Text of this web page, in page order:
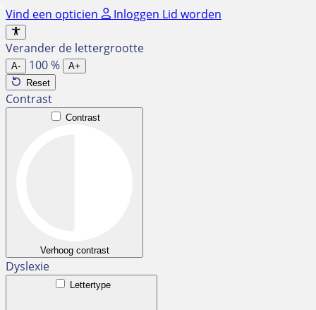
Ga
naar
de
inhoud
Vind een opticien Inloggen Lid worden
Verander de lettergrootte
A- 100%
A+
Reset
Contrast
Contrast
Verhoog contrast
Dyslexie
Lettertype